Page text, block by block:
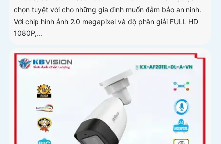
chọn tuyệt vời cho những gia đình muốn đảm bảo an ninh.
Với chip hình ảnh 2.0 megapixel và độ phân giải FULL HD
1080P,...